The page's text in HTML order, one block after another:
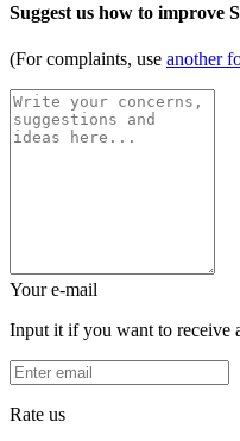
Suggest us how to improve
(For complaints, use another
Your e-mail
Input it if you want to receive
Rate us